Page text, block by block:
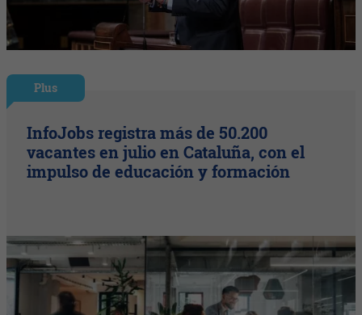
Plus
InfoJobs registra más de 50.200
vacantes en julio en Cataluña, con el
impulso de educación y formación